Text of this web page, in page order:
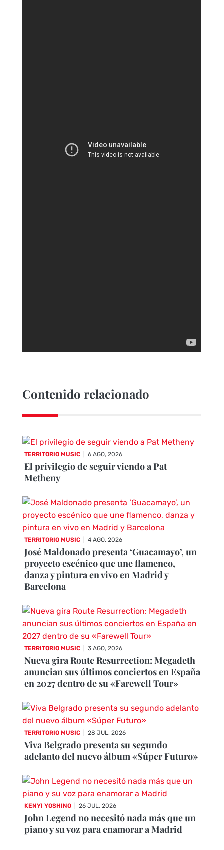
Contenido relacionado
TERRITORIO MUSIC 6 AGO, 2026
El privilegio de seguir viendo a Pat
Metheny
TERRITORIO MUSIC 4 AGO, 2026
José Maldonado presenta ‘Guacamayo’, un
proyecto escénico que une flamenco,
danza y pintura en vivo en Madrid y
Barcelona
TERRITORIO MUSIC 3 AGO, 2026
Nueva gira Route Resurrection: Megadeth
anuncian sus últimos conciertos en España
en 2027 dentro de su «Farewell Tour»
TERRITORIO MUSIC 28 JUL, 2026
Viva Belgrado presenta su segundo
adelanto del nuevo álbum «Súper Futuro»
KENYI YOSHINO 26 JUL, 2026
John Legend no necesitó nada más que un
piano y su voz para enamorar a Madrid